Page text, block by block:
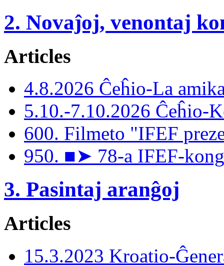
2. Novaĵoj, venontaj
Articles
4.8.2026 Ĉeĥio-La
5.10.-7.10.2026 Ĉeĥio-
600. Filmeto "IFEF
950. ■➤ 78-a IFEF-
3. Pasintaj aranĝoj
Articles
15.3.2023 Kroatio-